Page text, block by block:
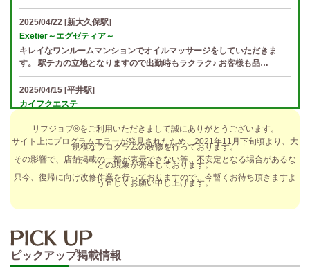
2025/04/22 [新大久保駅]
Exetier～エグゼティア～
キレイなワンルームマンションでオイルマッサージをしていただきま
す。 駅チカの立地となりますので出勤時もラクラク♪ お客様も品…
2025/04/15 [平井駅]
カイフクエステ
り♪ 日給5万円以上可！人によっては10万円も★ 全額日払い＆…
2025/04/14
[小倉駅]
The Ritz cache (ザ リッツ カシェ)
歩合率・RANK昇格制度 給与保証・アリバイ対策・送迎など、 快適なお
sirena (シレーナ) 春日井ルーム
制服あり、ノルマ、罰金なし 高額報酬が稼げるだけでなく、高待遇や手
厚い福利厚生を完備しております！ぜひご活用ください♪ 指名…
リフジョブ®をご利用いただきまして誠にありがとうございます。
サイト上にプログラムエラーが発見されたため、2021年11月下旬頃より、大
規模なプログラムの改修を行っております。
その影響で、店舗掲載の一部が表示できない等、不安定となる場合があるな
どの現象が発生しております。
只今、復帰に向け改修作業を行っておりますので、今暫くお待ち頂きますよ
う宜しくお願い申し上げます。
ピックアップ掲載情報